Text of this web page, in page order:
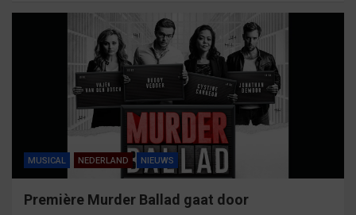
MUSICAL NEDERLAND NIEUWS
Première Murder Ballad gaat door